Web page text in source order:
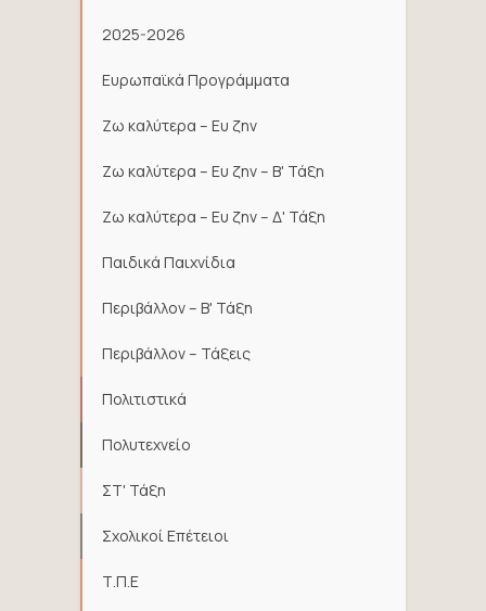
2025-2026
Ευρωπαϊκά Προγράμματα
Ζω καλύτερα – Ευ ζην
Ζω καλύτερα – Ευ ζην – Β' Τάξη
Ζω καλύτερα – Ευ ζην – Δ' Τάξη
Παιδικά Παιχνίδια
Περιβάλλον – Β' Τάξη
Περιβάλλον – Τάξεις
Πολιτιστικά
Πολυτεχνείο
ΣΤ' Τάξη
Σχολικοί Επέτειοι
Τ.Π.Ε